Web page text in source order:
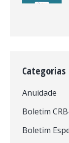
Categorias
Anuidade
Boletim
Boletim